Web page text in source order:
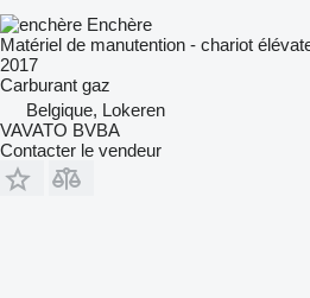
Enchère
Matériel de manutention - chariot
2017
Carburant gaz
Belgique, Lokeren
VAVATO BVBA
Contacter le vendeur